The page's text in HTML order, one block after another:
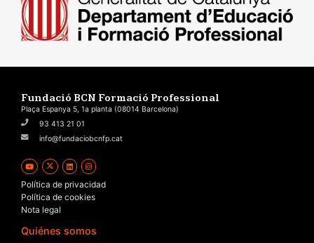
Fundació BCN Formació Professional
Plaça Espanya 5, 1a planta (08014 Barcelona)
93 413 21 01
info@fundaciobcnfp.cat
Política de privacidad
Política de cookies
Nota legal
Quiénes somos